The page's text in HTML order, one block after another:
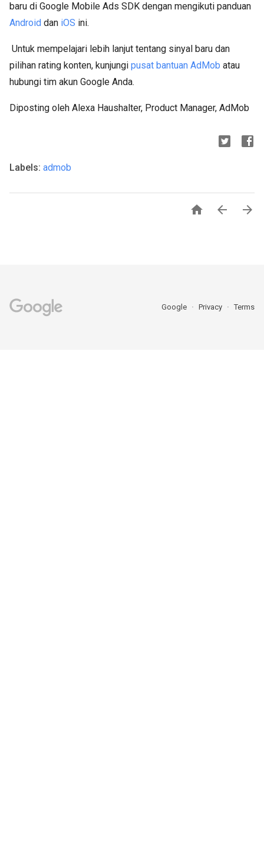
baru di Google Mobile Ads SDK dengan mengikuti panduan
Android dan iOS ini.
Untuk mempelajari lebih lanjut tentang sinyal baru dan
pilihan rating konten, kunjungi pusat bantuan AdMob atau
hubungi tim akun Google Anda.
Diposting oleh Alexa Haushalter, Product Manager, AdMob
Labels: admob
  
Google Privacy Terms